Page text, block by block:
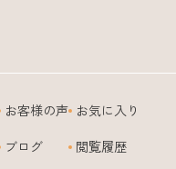
お客様の声
ブログ
お気に入り
閲覧履歴